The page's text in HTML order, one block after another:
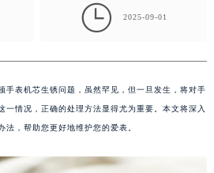
 2025-09-01
手表机芯生锈问题，虽然罕见，但一旦发生，将对手
一情况，正确的处理方法显得尤为重要。本文将深入
，帮助您更好地维护您的爱表。